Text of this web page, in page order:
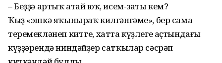
– Беҙҙә артыҡ атай юҡ, исем-заты кем?
Ҡыҙ «эшкә яҡыныраҡ килгән­гәме», бер сама
теремекләнеп китте, хатта күҙлеге аҫтындағы
күҙҙәрендә ниндәйҙер сатҡылар сәсрәп